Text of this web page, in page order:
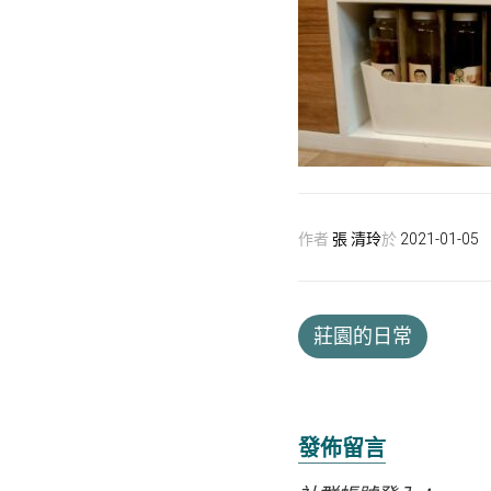
作者 張 清玲於 2021-01-05
莊園的日常
發佈留言